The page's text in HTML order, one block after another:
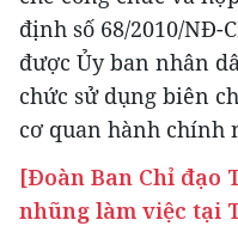
định số 68/2010/NĐ-
được Ủy ban nhân
chức sử dụng biên
cơ quan hành chính
[Đoàn Ban Chỉ đạo
nhũng làm việc tại